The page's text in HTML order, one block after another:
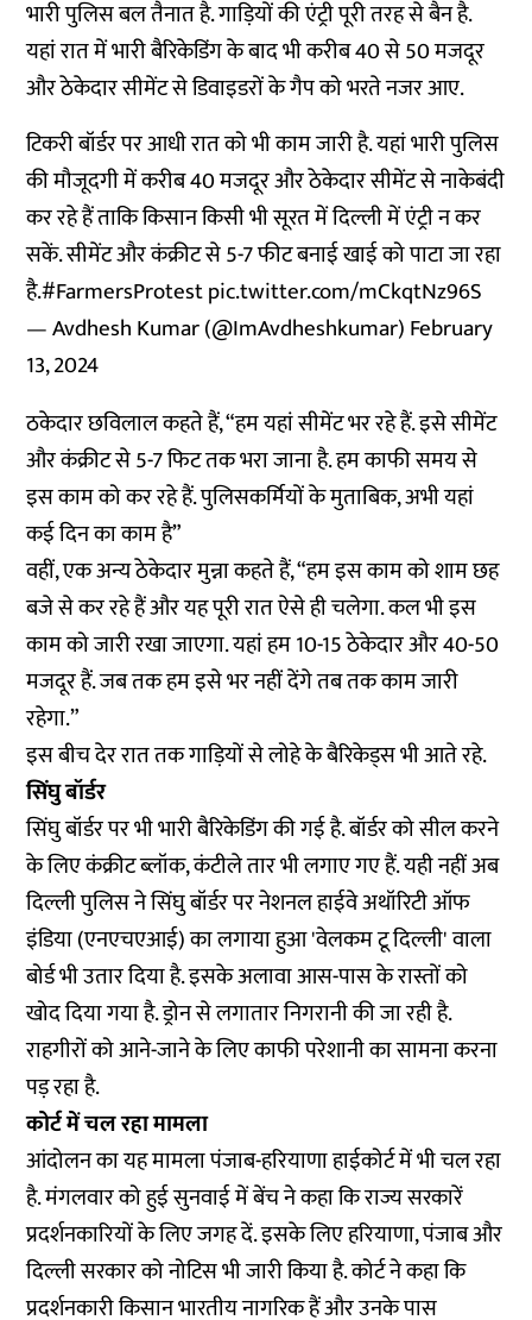
भारी पुलिस बल तैनात है. गाड़ियों की एंट्री पूरी तरह से बैन है.
यहां रात में भारी बैरिकेडिंग के बाद भी करीब 40 से 50 मजदूर
और ठेकेदार सीमेंट से डिवाइडरों के गैप को भरते नजर आए.
टिकरी बॉर्डर पर आधी रात को भी काम जारी है. यहां भारी पुलिस
की मौजूदगी में करीब 40 मजदूर और ठेकेदार सीमेंट से नाकेबंदी
कर रहे हैं ताकि किसान किसी भी सूरत में दिल्ली में एंट्री न कर
सकें. सीमेंट और कंक्रीट से 5-7 फीट बनाई खाई को पाटा जा रहा
है.#FarmersProtestpic.twitter.com/mCkqtNz96S
— Avdhesh Kumar (@ImAvdheshkumar)February
13, 2024
ठकेदार छविलाल कहते हैं, “हम यहां सीमेंट भर रहे हैं. इसे सीमेंट
और कंक्रीट से 5-7 फिट तक भरा जाना है. हम काफी समय से
इस काम को कर रहे हैं. पुलिसकर्मियों के मुताबिक, अभी यहां
कई दिन का काम है”
वहीं, एक अन्य ठेकेदार मुन्ना कहते हैं, “हम इस काम को शाम छह
बजे से कर रहे हैं और यह पूरी रात ऐसे ही चलेगा. कल भी इस
काम को जारी रखा जाएगा. यहां हम 10-15 ठेकेदार और 40-50
मजदूर हैं. जब तक हम इसे भर नहीं देंगे तब तक काम जारी
रहेगा.”
इस बीच देर रात तक गाड़ियों से लोहे के बैरिकेड्स भी आते रहे.
सिंघु बॉर्डर
सिंघु बॉर्डर पर भी भारी बैरिकेडिंग की गई है. बॉर्डर को सील करने
के लिए कंक्रीट ब्लॉक, कंटीले तार भी लगाए गए हैं. यही नहीं अब
दिल्ली पुलिस ने सिंघु बॉर्डर पर नेशनल हाईवे अथॉरिटी ऑफ
इंडिया (एनएचएआई) का लगाया हुआ 'वेलकम टू दिल्ली' वाला
बोर्ड भी उतार दिया है. इसके अलावा आस-पास के रास्तों को
खोद दिया गया है. ड्रोन से लगातार निगरानी की जा रही है.
राहगीरों को आने-जाने के लिए काफी परेशानी का सामना करना
पड़ रहा है.
कोर्ट में चल रहा मामला
आंदोलन का यह मामला पंजाब-हरियाणा हाईकोर्ट में भी चल रहा
है. मंगलवार को हुई सुनवाई में बेंच ने कहा कि राज्य सरकारें
प्रदर्शनकारियों के लिए जगह दें. इसके लिए हरियाणा, पंजाब और
दिल्ली सरकार को नोटिस भी जारी किया है. कोर्ट ने कहा कि
प्रदर्शनकारी किसान भारतीय नागरिक हैं और उनके पास